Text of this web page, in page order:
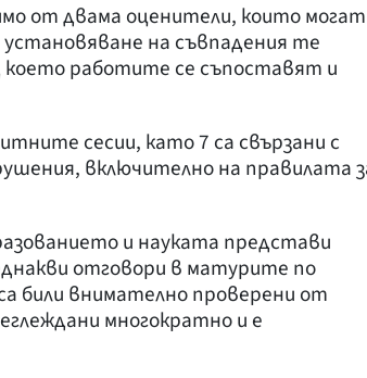
от двама оценители, които могат
на съвпадения те
което работите се съпоставят и
сесии, като 7 са свързани с
включително на правилата
и науката представи
отговори в матурите по
били внимателно проверени от
многократно и е